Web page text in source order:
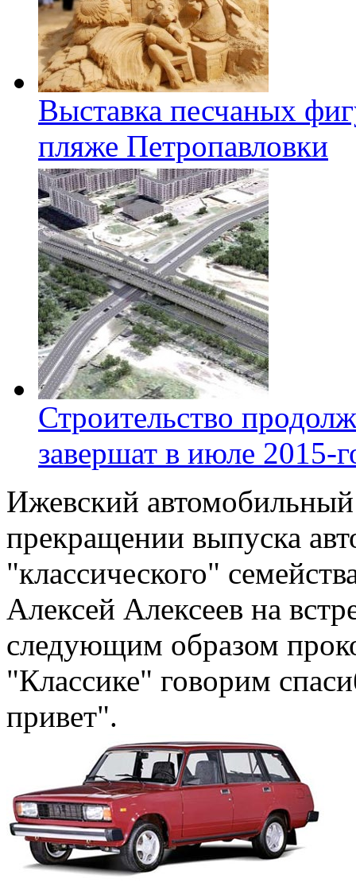
Выставка песчаных
пляже Петропавловки
Строительство
завершат в июле 2015-
Ижевский
прекращении выпуска
"классического"
Алексей Алексеев на
следующим образом
"Классике" говорим
привет".